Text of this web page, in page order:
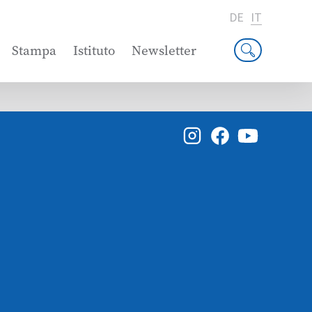
Stampa Istituto Newsletter
DE IT